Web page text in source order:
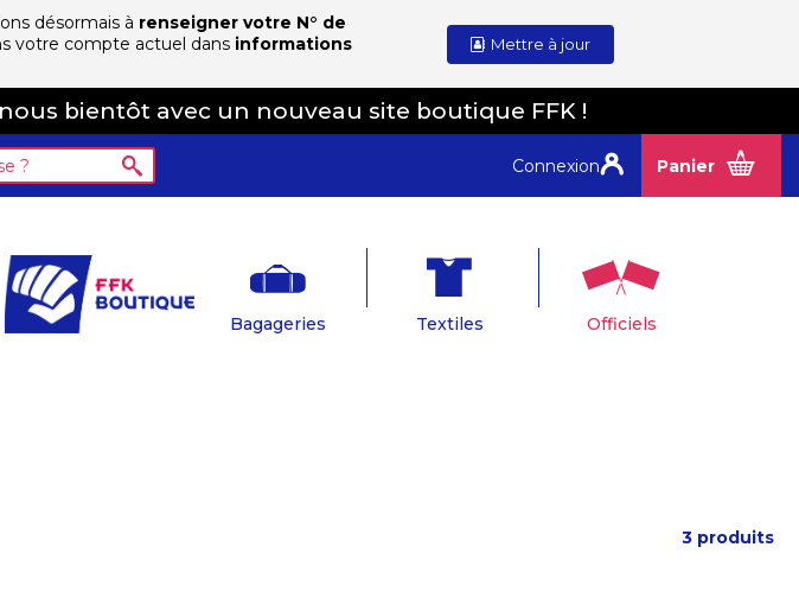
désormais à renseigner votre N° de
votre compte actuel dans informations
Mettre à jour
bientôt avec un nouveau site boutique FFK !
Panier
Connexion
Bagageries Textiles Officiels
3 produits